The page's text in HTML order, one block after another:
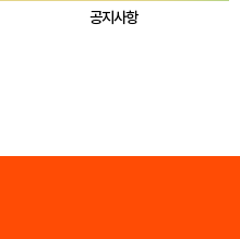
공지사항